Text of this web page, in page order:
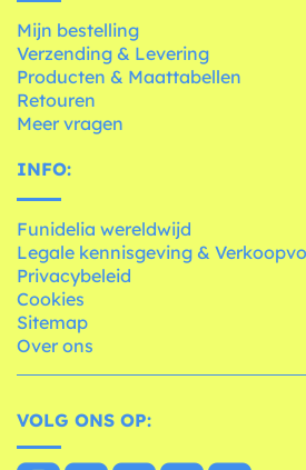
Mijn bestelling
Verzending & Levering
Producten & Maattabellen
Retouren
Meer vragen
INFO:
Funidelia wereldwijd
Legale kennisgeving &
Privacybeleid
Cookies
Sitemap
Over ons
VOLG ONS OP: